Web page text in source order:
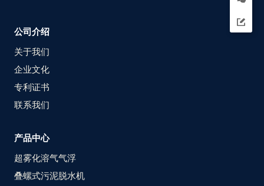
公司介绍
关于我们
企业文化
专利证书
联系我们
产品中心
超雾化溶气气浮
叠螺式污泥脱水机